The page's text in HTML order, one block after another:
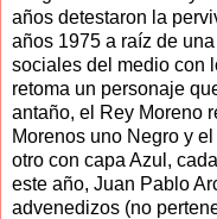
años detestaron la
años 1975 a raíz de
sociales del medio con
retoma un personaje
antaño, el Rey Moreno
Morenos uno Negro y
otro con capa Azul,
este año, Juan Pablo
advenedizos (no